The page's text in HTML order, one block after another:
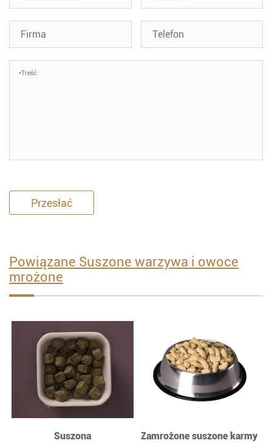
Przesłać
Powiązane Suszone warzywa i owoce
mrożone
Suszona
Zamrożone suszone karmy